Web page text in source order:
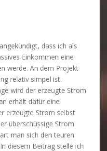
dass ich als
Einkommen eine
werde. An dem Projekt
relativ simpel ist.
wird der erzeugte Strom
erhält dafür eine
erzeugte Strom selbst
überschüssige Strom
man sich den teuren
diesem Beitrag stelle ich